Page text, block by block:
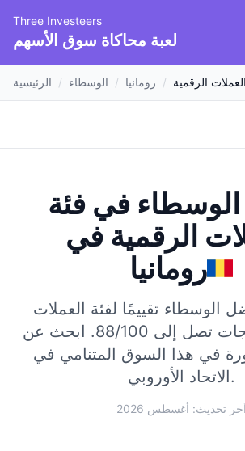
Three Investeers
لعبة محاكاة سوق الأسهم
الرئيسية / الوسطاء / رومانيا / العملات الرقمية
في فئة
الرقمية في
رومانيا
الوسطاء تقييمًا لفئة العملات
تصل إلى 88/100.
ابحث عن
في هذا السوق المتنامي في
الاتحاد الأوروبي.
تحديث: أغسطس 2026